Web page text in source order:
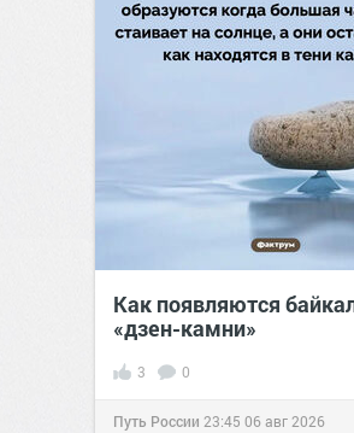
Как появляются
«дзен-камни»
3 0
Путь России 23:45 06 авг 2026